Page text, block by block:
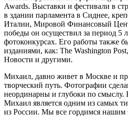
Awards. Выставки и фестивали в
в здании парламента в Сиднее,
Италии, Мировой Финансовый
победы он осуществил за период 5
фотоконкурсах. Его работы также
изданиями, как: The Washington
Новости и другими.
Михаил, давно живет в Москве и
творческий путь. Фотографии
неординарны и глубоки по
Михаил является одним из самых
из России. Мы все гордимся нашим